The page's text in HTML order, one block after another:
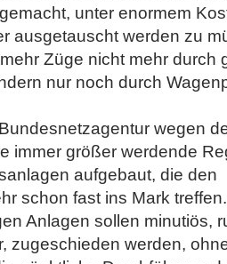
unter enormem
ausgetauscht werden zu
Züge nicht mehr durch
nur noch durch
wegen
immer größer werdende
aufgebaut, die den
schon fast ins Mark
Anlagen sollen minutiös,
zugeschieden werden,